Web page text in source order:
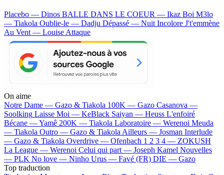
Placebo — Dinos BALLE DANS LE COEUR — Ikaz Boi M3lo
— Tiakola Oublie-le — Dadju Dépassé — Nuit Incolore J't'emmène
Au Vent — Louise Attaque
On aime
Notre Dame — Gazo & Tiakola 100K — Gazo Casanova —
Soolking Laisse Moi — KeBlack Saiyan — Heuss L'enfoiré
Bécane —Yamê 200K — Tiakola Laboratoire — Werenoi Meuda
— Tiakola Outro — Gazo & Tiakola Ailleurs — Josman Interlude
— Gazo & Tiakola Overdrive — Ofenbach 1 2 3 4 — ZOKUSH
La League — Werenoi Celui qui part — Joseph Kamel Nouvelles
— PLK No love — Ninho Urus — Favé (FR) DIE — Gazo
Top traduction